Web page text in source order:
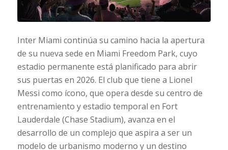
Inter Miami continúa su camino hacia la apertura
de su nueva sede en Miami Freedom Park, cuyo
estadio permanente está planificado para abrir
sus puertas en 2026. El club que tiene a Lionel
Messi como ícono, que opera desde su centro de
entrenamiento y estadio temporal en Fort
Lauderdale (Chase Stadium), avanza en el
desarrollo de un complejo que aspira a ser un
modelo de urbanismo moderno y un destino